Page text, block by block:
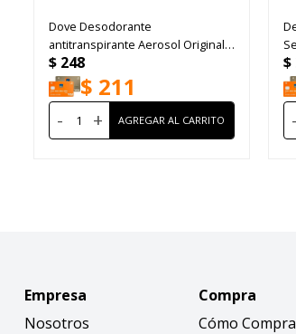
Dove Desodorante
antitranspirante Aerosol Original
Femenin
$ 248
$ 211
- +
$
-
Empresa
Nosotros
Compra
Cómo